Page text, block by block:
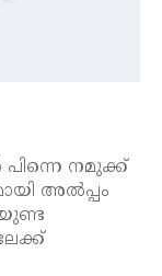
പിന്നെ നമുക്ക്
അൽപ്പം